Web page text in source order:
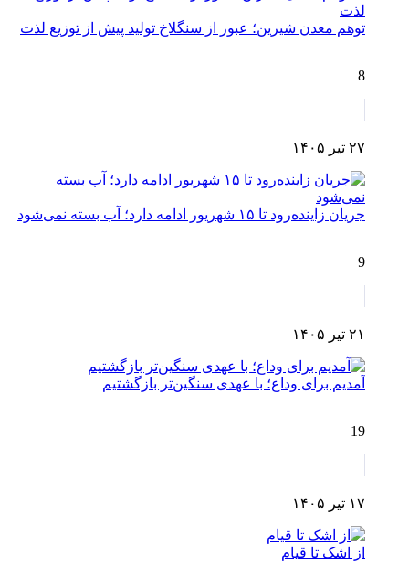
توهم معدن شیرین؛ عبور از سنگلاخ تولید پیش از توزیع لذت
8
۲۷ تیر ۱۴۰۵
جریان زاینده‌رود تا ۱۵ شهریور ادامه دارد؛ آب بسته نمی‌شود
9
۲۱ تیر ۱۴۰۵
آمدیم برای وداع؛ با عهدی سنگین‌تر بازگشتیم
19
۱۷ تیر ۱۴۰۵
از اشک تا قیام